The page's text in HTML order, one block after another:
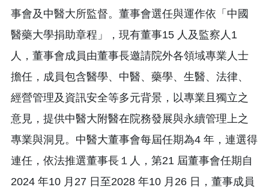
事會及中醫大所監督。董事會選任與運作依「中國
醫藥大學捐助章程」，現有董事15 人及監察人1
人，董事會成員由董事長邀請院外各領域專業人士
擔任，成員包含醫學、中醫、藥學、生醫、法律、
經營管理及資訊安全等多元背景，以專業且獨立之
意見，提供中醫大附醫在院務發展與永續管理上之
專業與洞見。中醫大董事會每屆任期為4 年，連選得
連任，依法推選董事長１人，第21 屆董事會任期自
2024 年10 月27 日至2028 年10 月26 日，董事成員